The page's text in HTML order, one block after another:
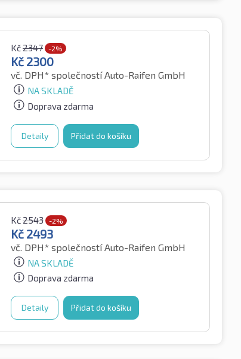
Kč2347 -2%
Kč 2300
vč. DPH* společností Auto-Raifen GmbH
NA SKLADĚ
Doprava zdarma
Detaily Přidat do košíku
Kč2543 -2%
Kč 2493
vč. DPH* společností Auto-Raifen GmbH
NA SKLADĚ
Doprava zdarma
Detaily Přidat do košíku